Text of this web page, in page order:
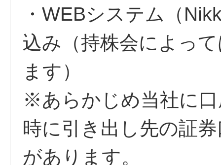
・WEBシステム（
込み（持株会によっ
ます）
※あらかじめ当社に
時に引き出し先の証
があります。